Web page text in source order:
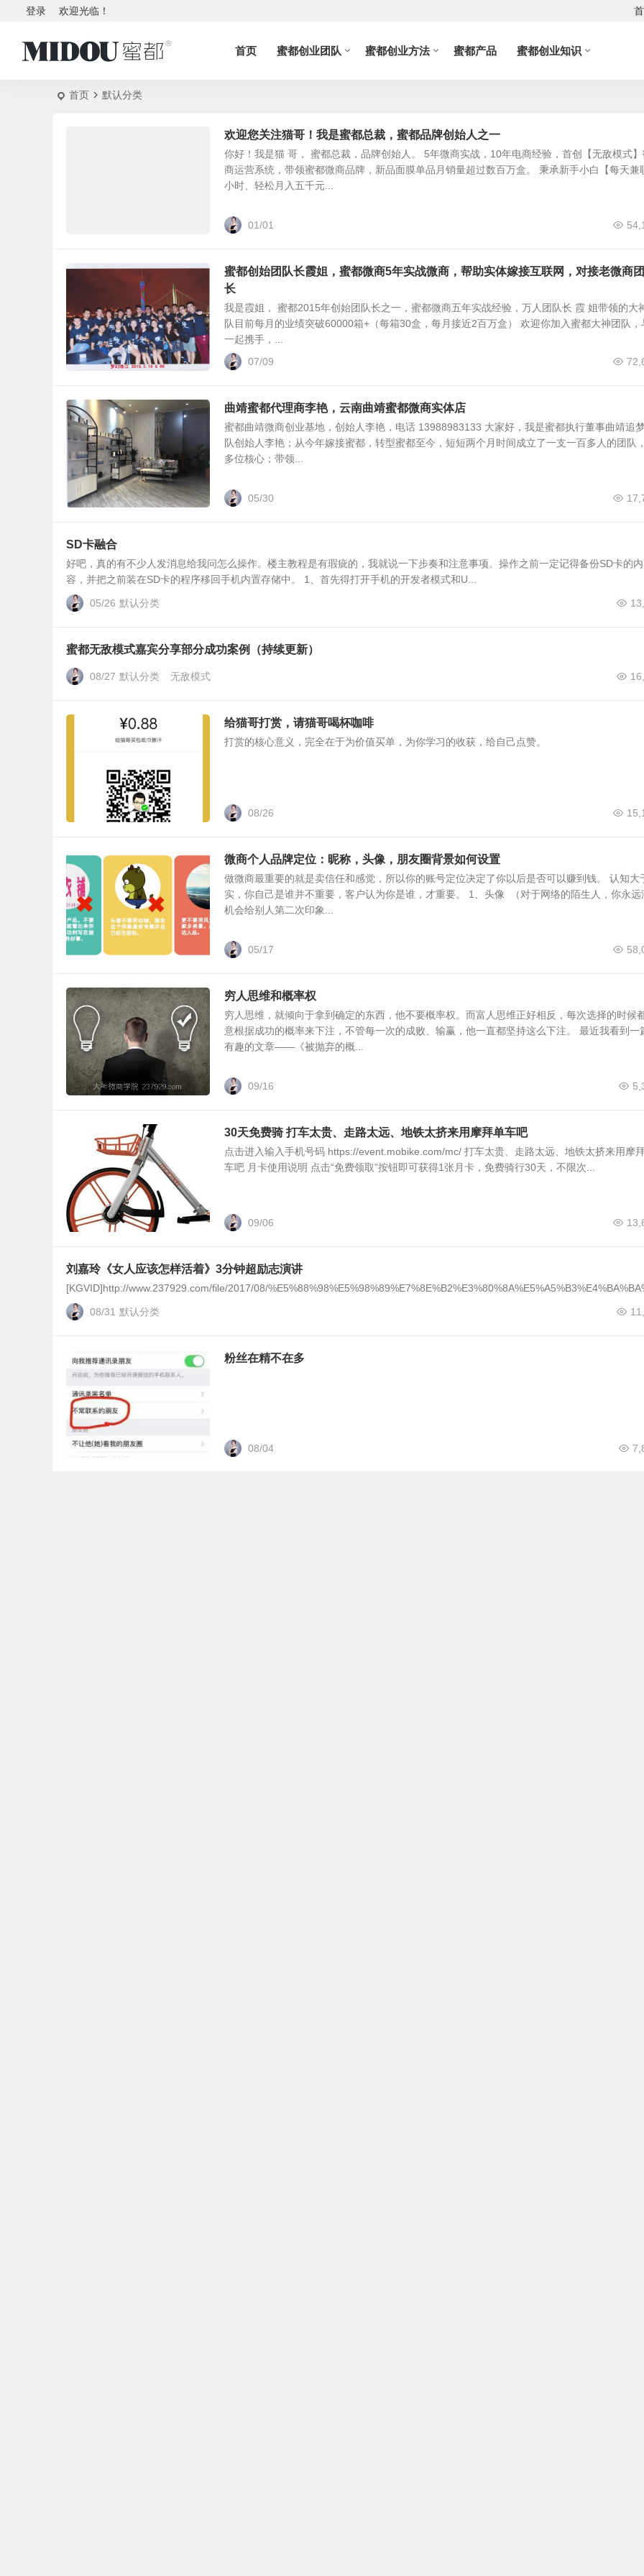
欢迎光临！
登录
首页 蜜都创业团队 蜜都创业方法 蜜都产品 蜜都创业知识
首页 默认分类
欢迎您关注猫哥！我是蜜都总裁，蜜都品牌创始人之一
你好！我是猫 哥， 蜜都总裁，品牌创始人。 5年微商实战，10年电商经验，首创【无敌模式】
商运营系统，带领蜜都微商品牌，新品面膜单品月销量超过数百万盒。 秉承新手小白【每天兼
小时、轻松月入五千元...
01/01
蜜都创始团队长霞姐，蜜都微商5年实战微商，帮助实体嫁接互联网，对接老微商
长
我是霞姐， 蜜都2015年创始团队长之一，蜜都微商五年实战经验，万人团队长 霞 姐带领的大
队目前每月的业绩突破60000箱+（每箱30盒，每月接近2百万盒） 欢迎你加入蜜都大神团队，
一起携手，...
07/09
曲靖蜜都代理商李艳，云南曲靖蜜都微商实体店
蜜都曲靖微商创业基地，创始人李艳，电话 13988983133 大家好，我是蜜都执行董事曲靖追
队创始人李艳；从今年嫁接蜜都，转型蜜都至今，短短两个月时间成立了一支一百多人的团队
多位核心；带领...
05/30
SD卡融合
好吧，真的有不少人发消息给我问怎么操作。楼主教程是有瑕疵的，我就说一下步奏和注意事项。操作之前一定记得备份SD卡的内
容，并把之前装在SD卡的程序移回手机内置存储中。 1、首先得打开手机的开发者模式和U...
05/26 默认分类
蜜都无敌模式嘉宾分享部分成功案例（持续更新）
08/27 默认分类 无敌模式
给猫哥打赏，请猫哥喝杯咖啡
打赏的核心意义，完全在于为价值买单，为你学习的收获，给自己点赞。
08/26
微商个人品牌定位：昵称，头像，朋友圈背景如何设置
做微商最重要的就是卖信任和感觉，所以你的账号定位决定了你以后是否可以赚到钱。 认知大
实，你自己是谁并不重要，客户认为你是谁，才重要。 1、头像 （对于网络的陌生人，你永远
机会给别人第二次印象...
05/17
穷人思维和概率权
穷人思维，就倾向于拿到确定的东西，他不要概率权。而富人思维正好相反，每次选择的时候
意根据成功的概率来下注，不管每一次的成败、输赢，他一直都坚持这么下注。 最近我看到一
有趣的文章——《被抛弃的概...
09/16
30天免费骑 打车太贵、走路太远、地铁太挤来用摩拜单车吧
点击进入输入手机号码 https://event.mobike.com/mc/ 打车太贵、走路太远、地铁太挤来用摩
车吧 月卡使用说明 点击“免费领取”按钮即可获得1张月卡，免费骑行30天，不限次...
09/06
刘嘉玲《女人应该怎样活着》3分钟超励志演讲
[KGVID]http://www.237929.com/file/2017/08/
08/31 默认分类
粉丝在精不在多
08/04